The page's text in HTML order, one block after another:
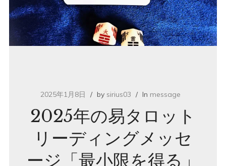
2025年1月8日 by sirius03 In message
2025年の易タロット
リーディングメッセ
ージ「最小限を得る」